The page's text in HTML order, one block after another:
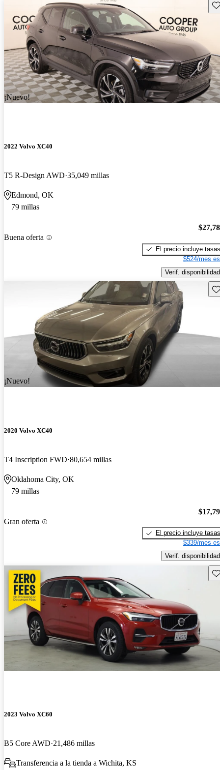
¡Nuevo!
2022 Volvo XC40
T5 R-Design AWD 35,049 millas
Edmond, OK
79 millas
Buena oferta
El precio incluye tasas
$524/mes
Verif. disponibilidad
¡Nuevo!
2020 Volvo XC40
T4 Inscription FWD 80,654 millas
Oklahoma City, OK
79 millas
Gran oferta
El precio incluye tasas
$339/mes
Verif. disponibilidad
2023 Volvo XC60
B5 Core AWD 21,486 millas
Transferencia a la tienda a Wichita, KS